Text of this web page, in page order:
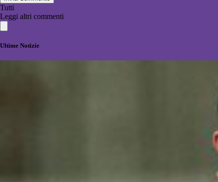
Tutti
Leggi altri commenti
Ultime Notizie